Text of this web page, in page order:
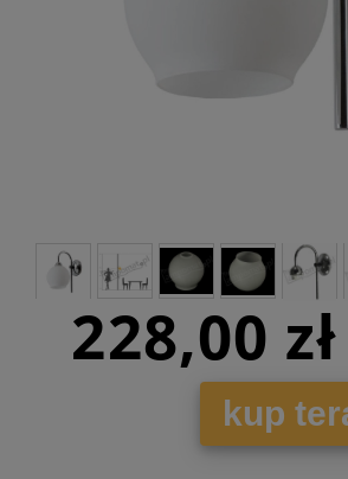
228,00 zł
kup